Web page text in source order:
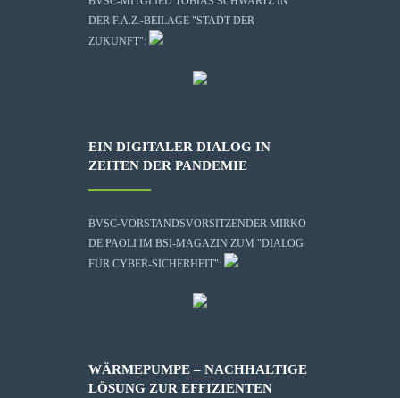
DER F.A.Z.-BEILAGE "STADT DER
ZUKUNFT":
EIN DIGITALER DIALOG IN
ZEITEN DER PANDEMIE
BVSC-VORSTANDSVORSITZENDER MIRKO
DE PAOLI IM BSI-MAGAZIN ZUM "DIALOG
FÜR CYBER-SICHERHEIT":
WÄRMEPUMPE – NACHHALTIGE
LÖSUNG ZUR EFFIZIENTEN